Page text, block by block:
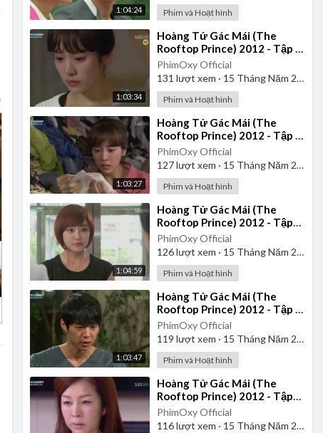
1:04:24 Phim và Hoạt hình
1:03:34
⁣Hoàng Tử Gác Mái (The
Rooftop Prince) 2012 - Tập 7
| Lồng Tiếng
PhimOxy Official
131 lượt xem · 15 Tháng Năm 2026
Phim và Hoạt hình
1:03:27
⁣Hoàng Tử Gác Mái (The
Rooftop Prince) 2012 - Tập 9
| Lồng Tiếng
PhimOxy Official
127lượt xem · 15 Tháng Năm 2026
Phim và Hoạt hình
1:04:59
⁣Hoàng Tử Gác Mái (The
Rooftop Prince) 2012 - Tập
19 | Lồng Tiếng
PhimOxy Official
126lượt xem · 15 Tháng Năm 2026
Phim và Hoạt hình
1:03:47
⁣Hoàng Tử Gác Mái (The
Rooftop Prince) 2012 - Tập 8
| Lồng Tiếng
PhimOxy Official
119 lượt xem · 15 Tháng Năm 2026
Phim và Hoạt hình
⁣Hoàng Tử Gác Mái (The
Rooftop Prince) 2012 - Tập
18 | Lồng Tiếng
PhimOxy Official
116lượt xem · 15 Tháng Năm 2026